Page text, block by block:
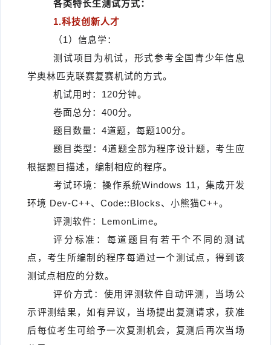
各类特长生测试方式：
1.科技创新人才
（1）信息学：
测试项目为机试，形式参考全国青少年信息
学奥林匹克联赛复赛机试的方式。
机试用时：120分钟。
卷面总分：400分。
题目数量：4道题，每题100分。
题目类型：4道题全部为程序设计题，考生应
根据题目描述，编制相应的程序。
考试环境：操作系统Windows 11，集成开发
环境 Dev-C++、Code::Blocks、小熊猫C++。
评测软件：LemonLime。
评分标准：每道题目有若干个不同的测试
点，考生所编制的程序每通过一个测试点，得到该
测试点相应的分数。
评价方式：使用评测软件自动评测，当场公
示评测结果，如有异议，当场提出复测请求，获准
后每位考生可给予一次复测机会，复测后再次当场